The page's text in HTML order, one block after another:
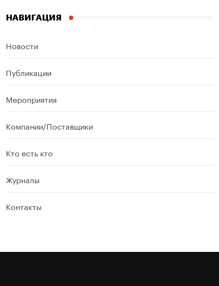
НАВИГАЦИЯ
Новости
Публикации
Мероприятия
Компании/Поставщики
Кто есть кто
Журналы
Контакты